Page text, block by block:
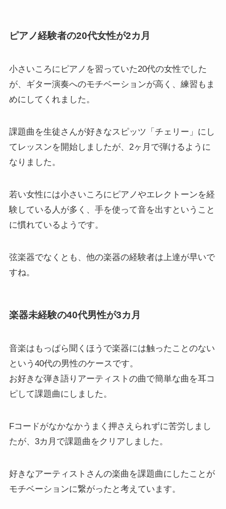
ピアノ経験者の20代女性が2カ月
小さいころにピアノを習っていた20代の女性でした
が、ギター演奏へのモチベーションが高く、練習もま
めにしてくれました。
課題曲を生徒さんが好きなスピッツ「チェリー」にし
てレッスンを開始しましたが、2ヶ月で弾けるように
なりました。
若い女性には小さいころにピアノやエレクトーンを経
験している人が多く、手を使って音を出すということ
に慣れているようです。
弦楽器でなくとも、他の楽器の経験者は上達が早いで
すね。
楽器未経験の40代男性が3カ月
音楽はもっぱら聞くほうで楽器には触ったことのない
という40代の男性のケースです。
お好きな弾き語りアーティストの曲で簡単な曲を耳コ
ピして課題曲にしました。
Fコードがなかなかうまく押さえられずに苦労しまし
たが、3カ月で課題曲をクリアしました。
好きなアーティストさんの楽曲を課題曲にしたことが
モチベーションに繋がったと考えています。